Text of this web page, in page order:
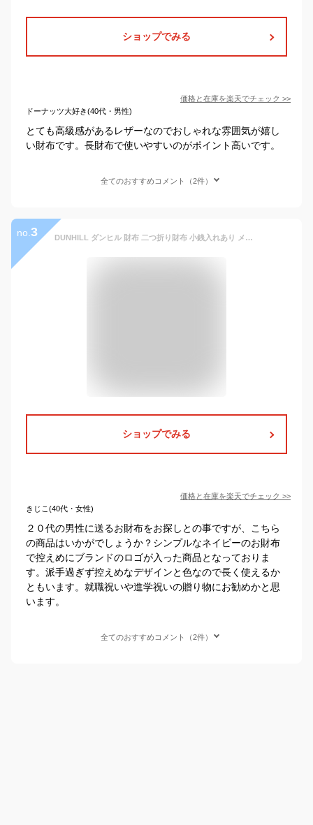
ショップでみる
価格と在庫を楽天でチェック >>
ドーナッツ大好き(40代・男性)
とても高級感があるレザーなのでおしゃれな雰囲気が嬉し
い財布です。長財布で使いやすいのがポイント高いです。
全てのおすすめコメント（2件）
no. 3 DUNHILL ダンヒル 財布 二つ折り財布 小銭入れあり メンズ 財布 ネイビー CADOGAN 19F2C32CA410R 新品 未使用品 正規品 本物保証 ギフト プレゼント 送料無料 贈り物 ビジネス 高級品 ブランド品 贅沢品 合格 昇進 卒業 入学
ショップでみる
価格と在庫を楽天でチェック >>
きじこ(40代・女性)
２０代の男性に送るお財布をお探しとの事ですが、こちら
の商品はいかがでしょうか？シンプルなネイビーのお財布
で控えめにブランドのロゴが入った商品となっておりま
す。派手過ぎず控えめなデザインと色なので長く使えるか
ともいます。就職祝いや進学祝いの贈り物にお勧めかと思
います。
全てのおすすめコメント（2件）